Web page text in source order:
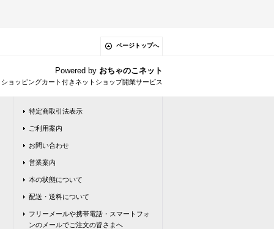
ページトップへ
Powered by おちゃのこネット
ョッピングカート付きネットショップ開業サービス
特定商取引法表示
ご利用案内
お問い合わせ
営業案内
本の状態について
配送・送料について
フリーメールや携帯電話・スマートフォ
ンのメールでご注文の皆さまへ